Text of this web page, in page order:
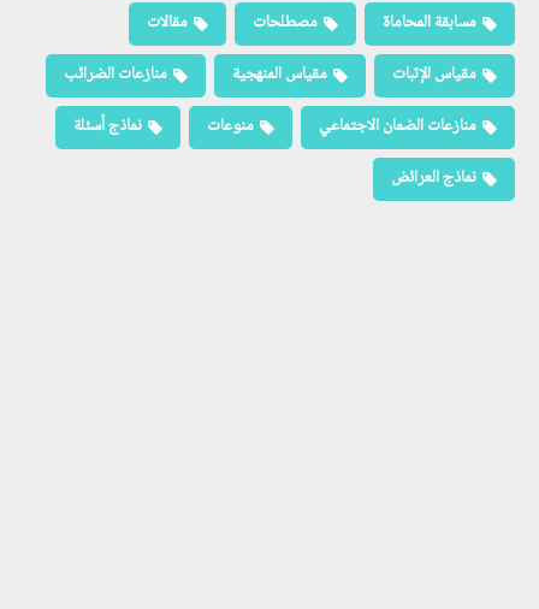
مسابقة المحاماة
مصطلحات
مقالات
مقياس الإثبات
مقياس المنهجية
منازعات الضرائب
منازعات الضمان الاجتماعي
منوعات
نماذج أسئلة
نماذج العرائض